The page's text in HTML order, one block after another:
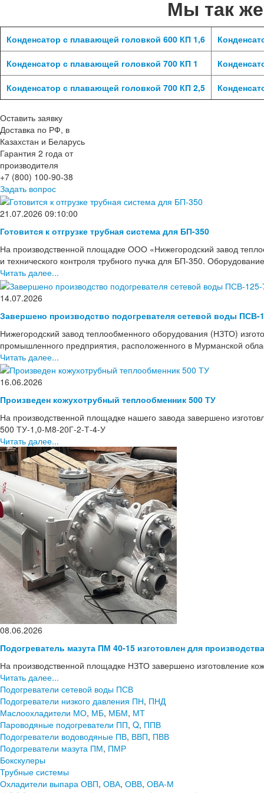
Мы так
Конденсатор с плавающей головкой 600 КП 1,6
Конденсатор с плавающей головкой 700 КП 1
Конденсатор с плавающей головкой 700 КП 2,5
Оставить заявку
Доставка по РФ, в
Казахстан и Беларусь
Гарантия 2 года от
производителя
+7 (800) 100-90-38
Задать вопрос
21.07.2026 09:10:00
Готовится к отгрузке трубная система для БП-350
На производственной площадке ООО «Нижегородский завод
и технического контроля трубного пучка для БП-350.
Читать далее...
14.07.2026
Завершено производство подогревателя сетевой воды ПСВ-
Нижегородский завод теплообменного оборудования (НЗТО)
промышленного предприятия, расположенного в Мурманской
Читать далее...
16.06.2026
Произведен кожухотрубный теплообменник 500 ТУ
На производственной площадке нашего завода завершено
500 ТУ-1,0-М8-20Г-2-Т-4-У
Читать далее...
08.06.2026
Подогреватель мазута ПМ 40-15 изготовлен для
На производственной площадке НЗТО завершено изготовление
Читать далее...
Подогреватели сетевой воды ПСВ
Подогреватели низкого давления ПН, ПНД
Маслоохладители МО, МБ, МБМ, МТ
Пароводяные подогреватели ПП, Q, ППВ
Подогреватели водоводяные ПВ, ВВП, ПВВ
Подогреватели мазута ПМ, ПМР
Бокскулеры
Трубные системы
Охладители выпара ОВП, ОВА, ОВВ, ОВА-М